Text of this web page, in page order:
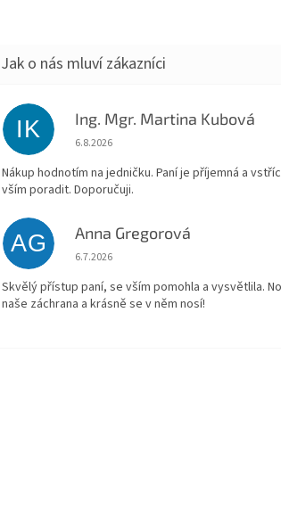
IK Ing. Mgr. Martina Kubová
Hodnocení obchodu je 5 z 5 hvězdiček.
6.8.2026
Nákup hodnotím na jedničku. Paní je příjemná a
vším poradit. Doporučuji.
AG Anna Gregorová
Hodnocení obchodu je 5 z 5 hvězdiček.
6.7.2026
Skvělý přístup paní, se vším pomohla a vysvětlila.
naše záchrana a krásně se v něm nosí!